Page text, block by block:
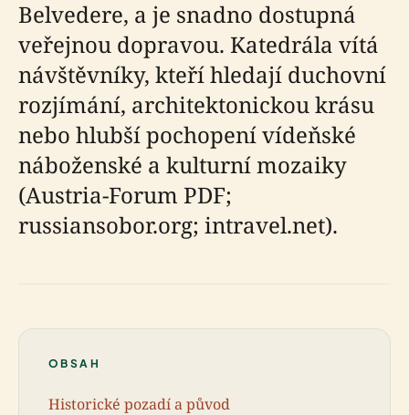
Belvedere, a je snadno dostupná
veřejnou dopravou. Katedrála vítá
návštěvníky, kteří hledají duchovní
rozjímání, architektonickou krásu
nebo hlubší pochopení vídeňské
náboženské a kulturní mozaiky
(Austria-Forum PDF;
russiansobor.org; intravel.net).
OBSAH
Historické pozadí a původ